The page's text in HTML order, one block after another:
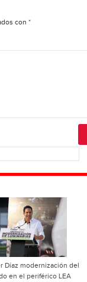
con *
Díaz modernización del
en el periférico LEA